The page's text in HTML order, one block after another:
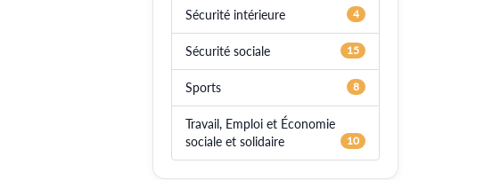
Sécurité intérieure 4
Sécurité sociale 15
Sports 8
Travail, Emploi et Économie
sociale et solidaire
10